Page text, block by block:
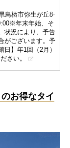
鳥栖市弥生が丘8-
年末年始、そ
状況により、予告
がございます。予
】年1回（2月）
さい。
お得なタイ